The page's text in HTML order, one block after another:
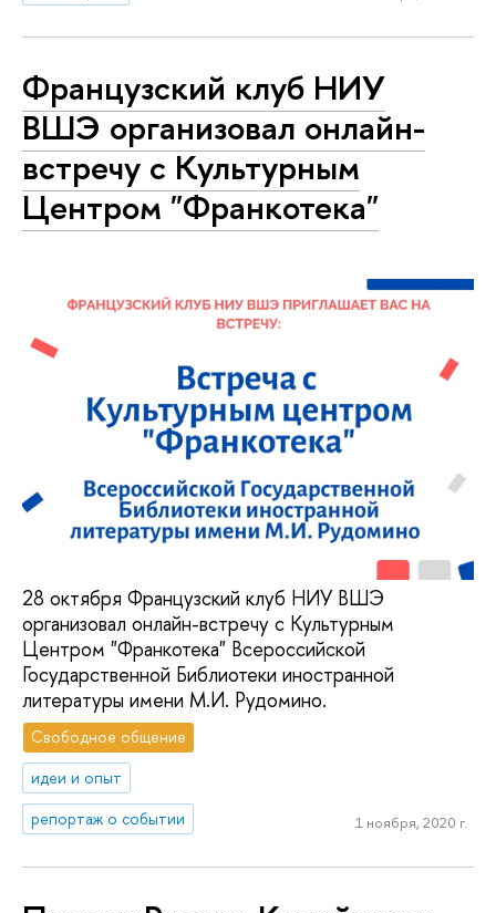
Французский клуб НИУ
ВШЭ организовал онлайн-
встречу с Культурным
Центром "Франкотека"
28 октября Французский клуб НИУ ВШЭ
организовал онлайн-встречу с Культурным
Центром "Франкотека" Всероссийской
Государственной Библиотеки иностранной
литературы имени М.И. Рудомино.
Свободное общение
идеи и опыт
репортаж о событии
1 ноября, 2020 г.